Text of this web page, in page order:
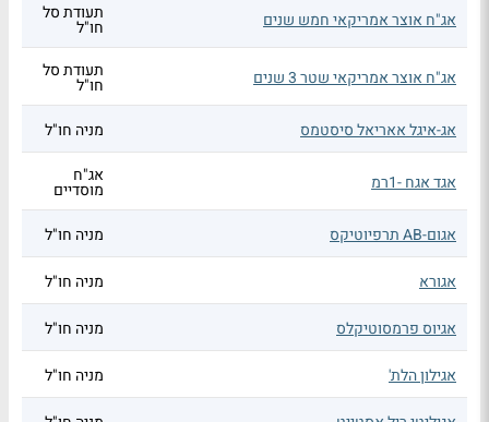
אג"ח אוצר אמריקאי חמש שנים תעודת סל
חו"ל
אג"ח אוצר אמריקאי שטר 3 שנים תעודת סל
חו"ל
אג-איגל אאריאל סיסטמס
מניה חו"ל
אגד אגח -1רמ אג"ח
מוסדיים
אגום-AB תרפיוטיקס
מניה חו"ל
אגורא מניה חו"ל
אגיוס פרמסוטיקלס מניה חו"ל
אגילון הלת' מניה חו"ל